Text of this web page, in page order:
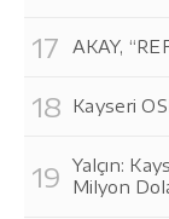
AKAY,
Kayseri
Yalçın:
Milyon